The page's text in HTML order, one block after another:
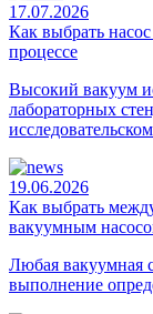
17.07.2026
Как выбрать
процессе
Высокий вакуум
лабораторных
19.06.2026
Как выбрать
вакуумным
Любая вакуумная
выполнение